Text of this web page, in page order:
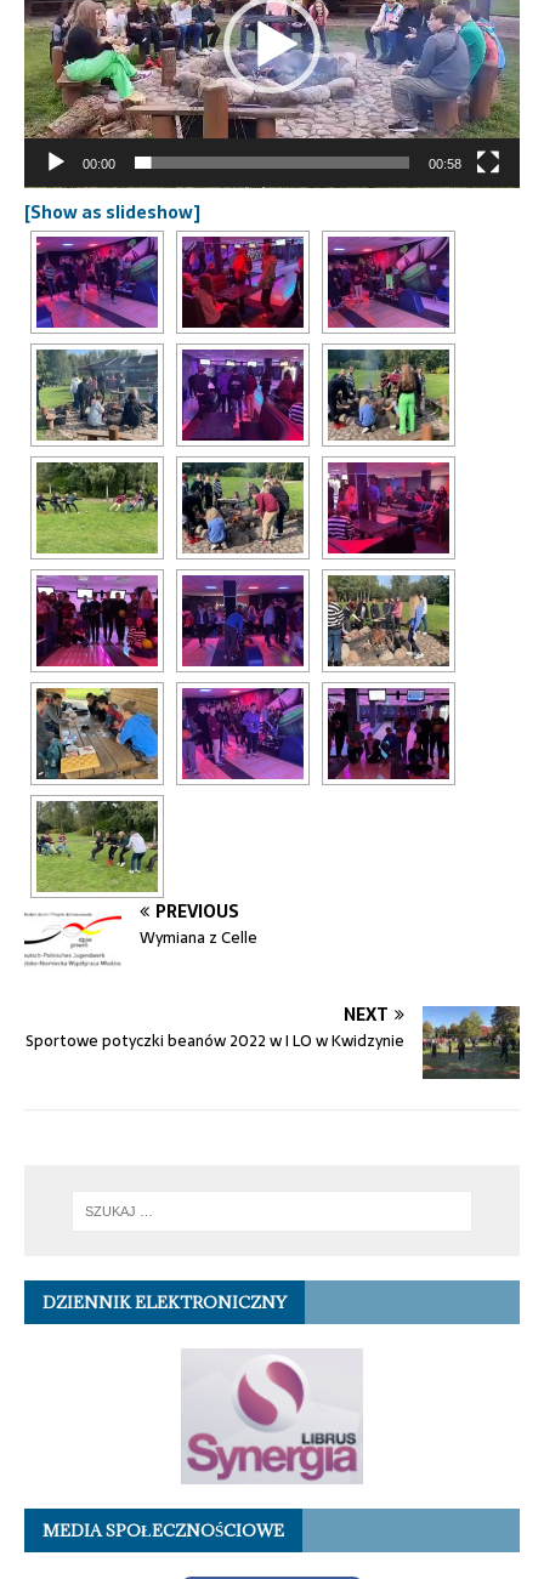
00:00 00:58
[Show as slideshow]
PREVIOUS
Wymiana z Celle
NEXT
Sportowe potyczki beanów 2022 w I LO w Kwidzynie
DZIENNIK ELEKTRONICZNY
MEDIA SPOŁECZNOŚCIOWE